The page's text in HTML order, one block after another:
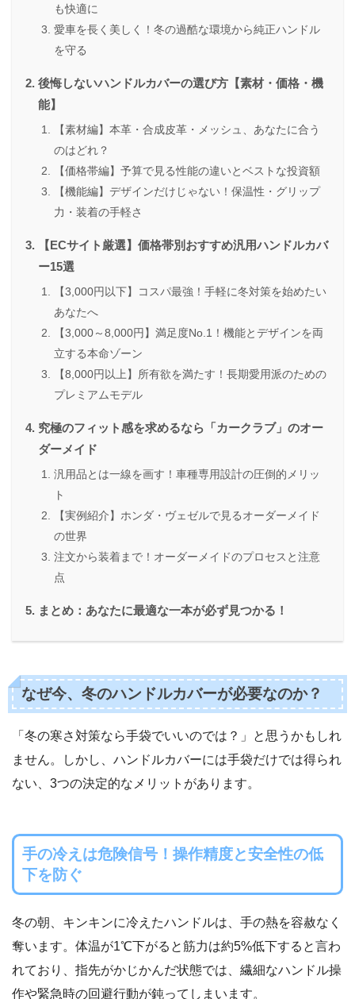
も快適に
愛車を長く美しく！冬の過酷な環境から純正ハンドル
を守る
後悔しないハンドルカバーの選び方【素材・価格・機
能】
【素材編】本革・合成皮革・メッシュ、あなたに合う
のはどれ？
【価格帯編】予算で見る性能の違いとベストな投資額
【機能編】デザインだけじゃない！保温性・グリップ
力・装着の手軽さ
【ECサイト厳選】価格帯別おすすめ汎用ハンドルカバ
ー15選
【3,000円以下】コスパ最強！手軽に冬対策を始めたい
あなたへ
【3,000～8,000円】満足度No.1！機能とデザインを両
立する本命ゾーン
【8,000円以上】所有欲を満たす！長期愛用派のための
プレミアムモデル
究極のフィット感を求めるなら「カークラブ」のオー
ダーメイド
汎用品とは一線を画す！車種専用設計の圧倒的メリッ
ト
【実例紹介】ホンダ・ヴェゼルで見るオーダーメイド
の世界
注文から装着まで！オーダーメイドのプロセスと注意
点
まとめ：あなたに最適な一本が必ず見つかる！
なぜ今、冬のハンドルカバーが必要なのか？
「冬の寒さ対策なら手袋でいいのでは？」と思うかもしれ
ません。しかし、ハンドルカバーには手袋だけでは得られ
ない、3つの決定的なメリットがあります。
手の冷えは危険信号！操作精度と安全性の低
下を防ぐ
冬の朝、キンキンに冷えたハンドルは、手の熱を容赦なく
奪います。体温が1℃下がると筋力は約5%低下すると言わ
れており、指先がかじかんだ状態では、繊細なハンドル操
作や緊急時の回避行動が鈍ってしまいます。